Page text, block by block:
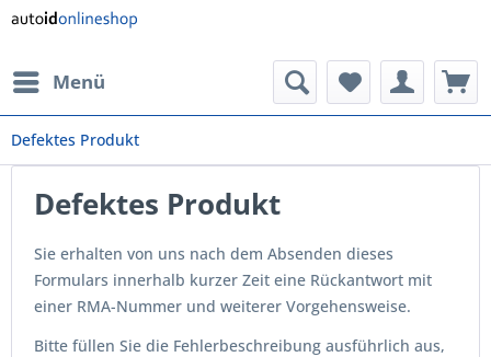
Menü
Defektes Produkt
Defektes Produkt
Sie erhalten von uns nach dem Absenden dieses
Formulars innerhalb kurzer Zeit eine Rückantwort mit
einer RMA-Nummer und weiterer Vorgehensweise.
Bitte füllen Sie die Fehlerbeschreibung ausführlich aus,